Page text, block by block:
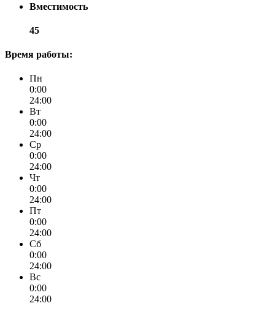
Вместимость
45
Время работы:
Пн
0:00
24:00
Вт
0:00
24:00
Ср
0:00
24:00
Чт
0:00
24:00
Пт
0:00
24:00
Сб
0:00
24:00
Вс
0:00
24:00